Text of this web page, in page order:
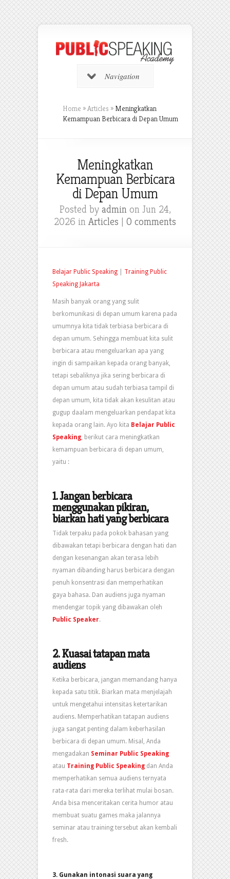
Navigation
Home »Articles » Meningkatkan
Kemampuan Berbicara di Depan Umum
Meningkatkan
Kemampuan Berbicara
di Depan Umum
Posted by adminon Jun 24,
2026 in Articles | 0 comments
Belajar Public Speaking
Training Public
Speaking Jakarta
Masih banyak orang yang sulit
berkomunikasi di depan umum karena pada
umumnya kita tidak terbiasa berbicara di
depan umum. Sehingga membuat kita sulit
berbicara atau mengeluarkan apa yang
ingin di sampaikan kepada orang banyak,
tetapi sebaliknya jika sering berbicara di
depan umum atau sudah terbiasa tampil di
depan umum, kita tidak akan kesulitan atau
gugup daalam mengeluarkan pendapat kita
kepada orang lain. Ayo kita Belajar Public
Speaking, berikut cara meningkatkan
kemampuan berbicara di depan umum,
yaitu :
1.Jangan berbicara
menggunakan pikiran,
biarkan hati yang berbicara
Tidak terpaku pada pokok bahasan yang
dibawakan tetapi berbicara dengan hati dan
dengan kesenangan akan terasa lebih
nyaman dibanding harus berbicara dengan
penuh konsentrasi dan memperhatikan
gaya bahasa. Dan audiens juga nyaman
mendengar topik yang dibawakan oleh
Public Speaker.
2.Kuasai tatapan mata
audiens
Ketika berbicara, jangan memandang hanya
kepada satu titik. Biarkan mata menjelajah
untuk mengetahui intensitas ketertarikan
audiens. Memperhatikan tatapan audiens
juga sangat penting dalam keberhasilan
berbicara di depan umum. Misal, Anda
mengadakan Seminar Public Speaking
atau Training Public Speaking dan Anda
memperhatikan semua audiens ternyata
rata-rata dari mereka terlihat mulai bosan.
Anda bisa menceritakan cerita humor atau
membuat suatu games maka jalannya
seminar atau training tersebut akan kembali
fresh.
3. Gunakan intonasi suara yang